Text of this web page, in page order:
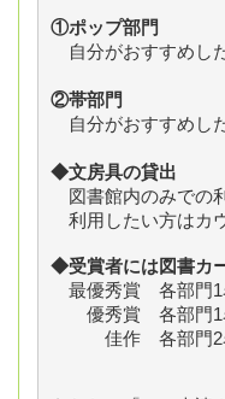
①ポップ部門
自分がおすすめし
②帯部門
自分がおすすめし
◆文房具の貸出
図書館内のみでの
利用したい方はカ
◆受賞者には図書カ
最優秀賞　各部門1
優秀賞　各部門1
佳作　各部門2